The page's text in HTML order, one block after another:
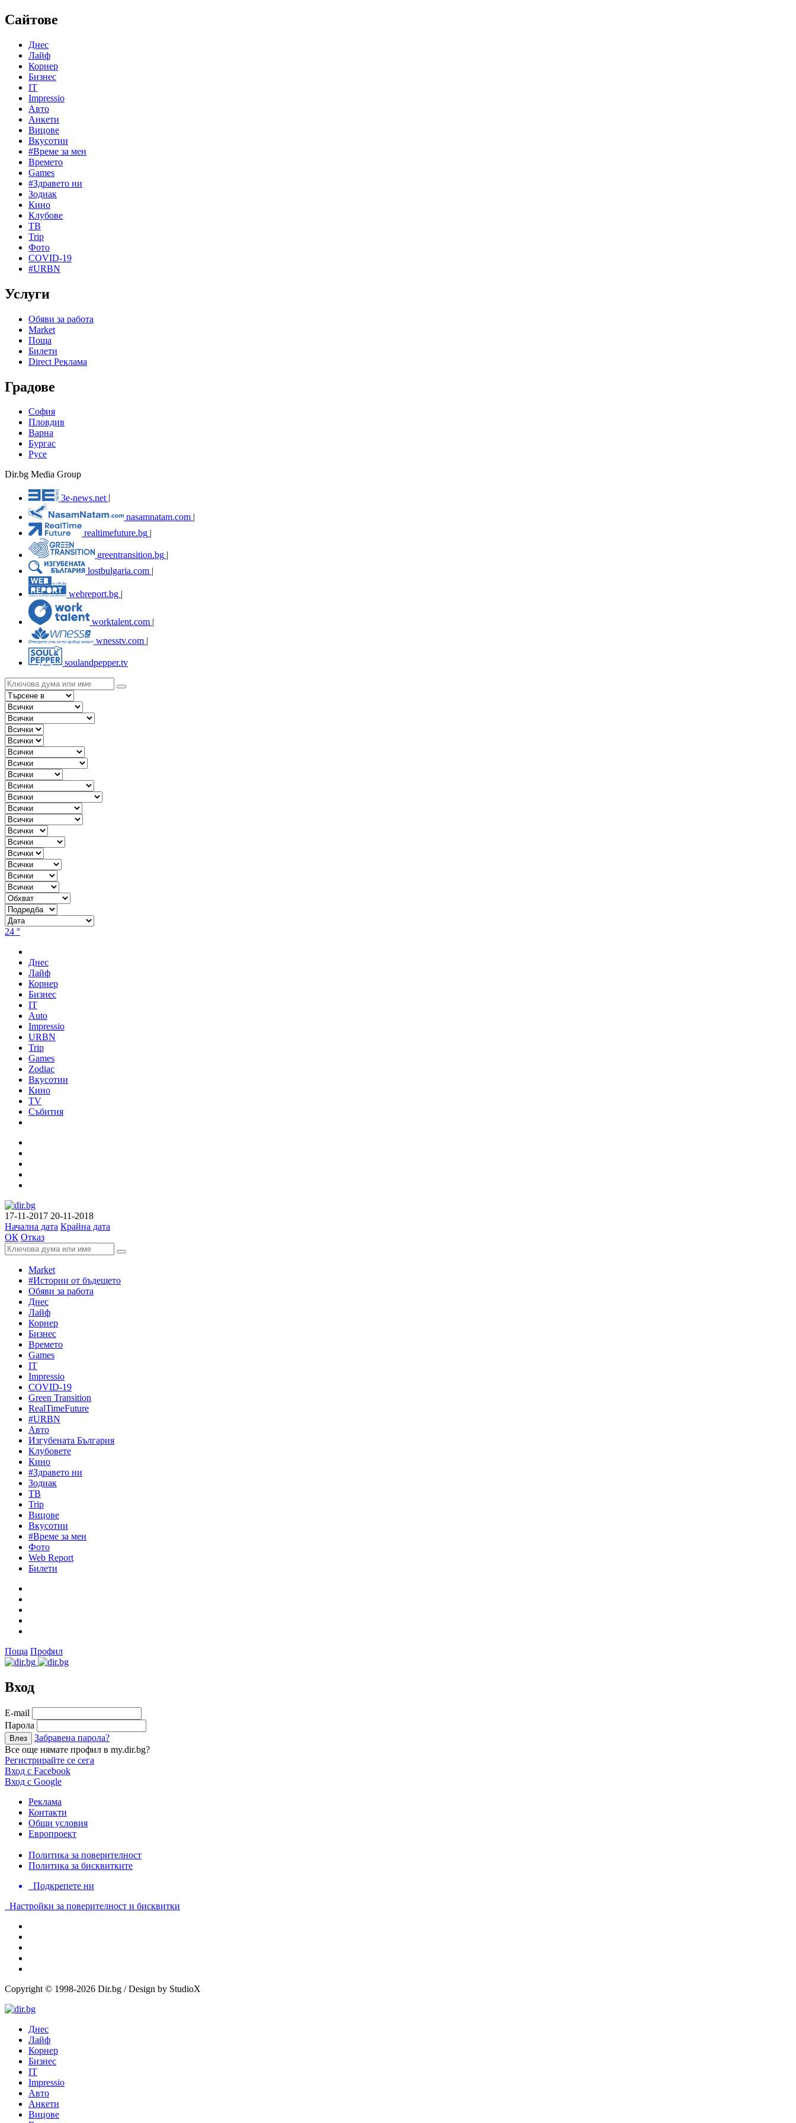
Сайтове
Днес
Лайф
Корнер
Бизнес
IT
Impressio
Авто
Анкети
Вицове
Вкусотии
#Време за мен
Времето
Games
#Здравето ни
Зодиак
Кино
Клубове
ТВ
Trip
Фото
COVID-19
#URBN
Услуги
Обяви за работа
Market
Поща
Билети
Direct Реклама
Градове
София
Пловдив
Варна
Бургас
Русе
Dir.bg Media Group
3e-news.net
nasamnatam.com |
realtimefuture.bg |
greentransition.bg |
lostbulgaria.com |
webreport.bg
worktalent.com |
wnesstv.com |
soulandpepper.tv
24 °
Днес
Лайф
Корнер
Бизнес
IT
Auto
Impressio
URBN
Trip
Games
Zodiac
Вкусотии
Кино
TV
Събития
17-11-2017 20-11-2018
Начална дата Крайна дата
ОК Отказ
Market
#Истории от бъдещето
Обяви за работа
Днес
Лайф
Корнер
Бизнес
Времето
Games
IT
Impressio
COVID-19
Green Transition
RealTimeFuture
#URBN
Авто
Изгубената България
Клубовете
Кино
#Здравето ни
Зодиак
ТВ
Trip
Вицове
Вкусотии
#Време за мен
Фото
Web Report
Билети
Поща Профил
Вход
Е-mail
Парола
Забравена парола?
Все още нямате профил в my.dir.bg?
Регистрирайте се сега
Вход с Facebook
Вход с Google
Реклама
Контакти
Общи условия
Европроект
Политика за поверителност
Политика за бисквитките
Подкрепете ни
Настройки за поверителност и бисквитки
Copyright © 1998-2026 Dir.bg / Design by StudioX
Днес
Лайф
Корнер
Бизнес
IT
Impressio
Авто
Анкети
Вицове